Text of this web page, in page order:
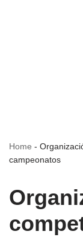
Home -
campeonatos